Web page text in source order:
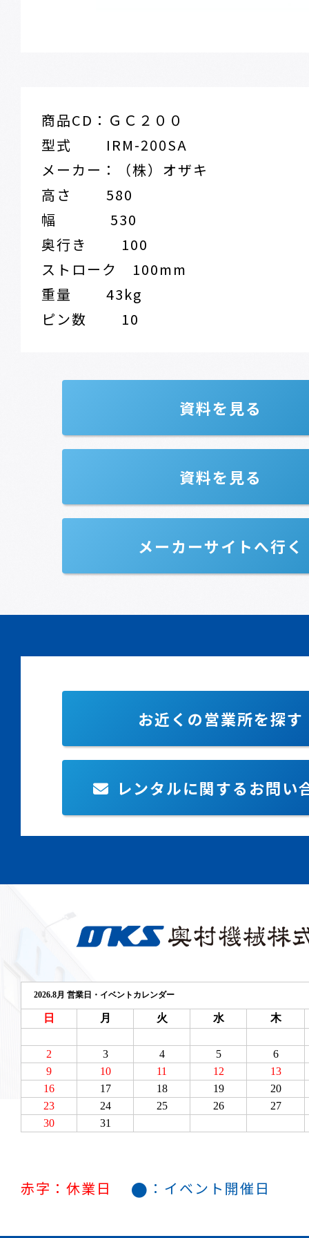
商品CD：ＧＣ２００
型式 IRM-200SA
メーカー：（株）オザキ
高さ 580
幅 530
奥行き 100
ストローク 100mm
重量 43kg
ピン数 10
資料を見る
資料を見る
メーカーサイトへ行く
お近くの営業所を探す
レンタルに関するお問い
赤字：休業日 ● ：イベント開催日